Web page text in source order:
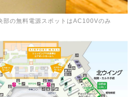
部の無料電源スポットはAC100Vのみ